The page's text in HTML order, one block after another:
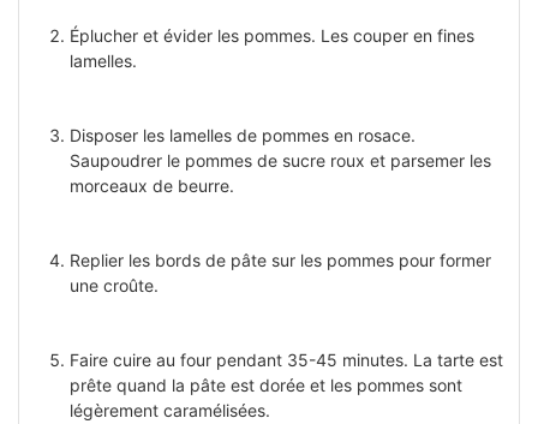
Éplucher et évider les pommes. Les couper en fines
lamelles.
Disposer les lamelles de pommes en rosace.
Saupoudrer le pommes de sucre roux et parsemer les
morceaux de beurre.
Replier les bords de pâte sur les pommes pour former
une croûte.
Faire cuire au four pendant 35-45 minutes. La tarte est
prête quand la pâte est dorée et les pommes sont
légèrement caramélisées.